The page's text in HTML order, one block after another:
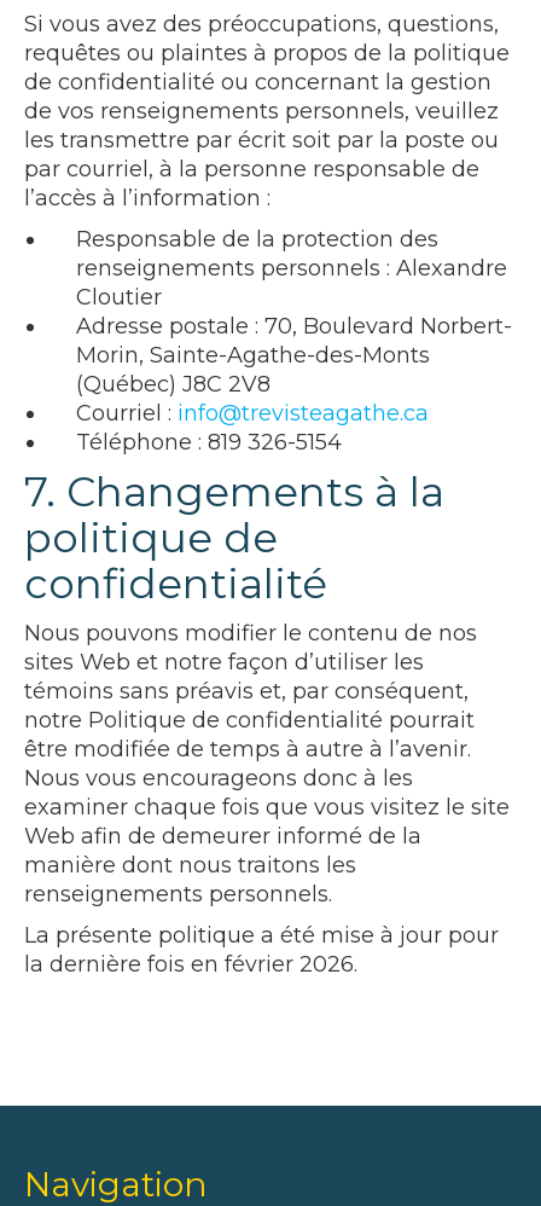
Si vous avez des préoccupations, questions,
requêtes ou plaintes à propos de la politique
de confidentialité ou concernant la gestion
de vos renseignements personnels, veuillez
les transmettre par écrit soit par la poste ou
par courriel, à la personne responsable de
l’accès à l’information :
Responsable de la protection des
renseignements personnels : Alexandre
Cloutier
Adresse postale : 70, Boulevard Norbert-
Morin, Sainte-Agathe-des-Monts
(Québec) J8C 2V8
Courriel : info@trevisteagathe.ca
Téléphone : 819 326-5154
7. Changements à la
politique de
confidentialité
Nous pouvons modifier le contenu de nos
sites Web et notre façon d’utiliser les
témoins sans préavis et, par conséquent,
notre Politique de confidentialité pourrait
être modifiée de temps à autre à l’avenir.
Nous vous encourageons donc à les
examiner chaque fois que vous visitez le site
Web afin de demeurer informé de la
manière dont nous traitons les
renseignements personnels.
La présente politique a été mise à jour pour
la dernière fois en février 2026.
Navigation